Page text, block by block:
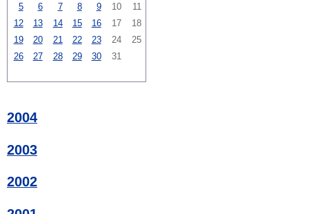
5
6 7 8 9 10
11
12
13 14 15 16 17
18
19
20 21 22 23 24
25
26
27 28 29 30 31
2004
2003
2002